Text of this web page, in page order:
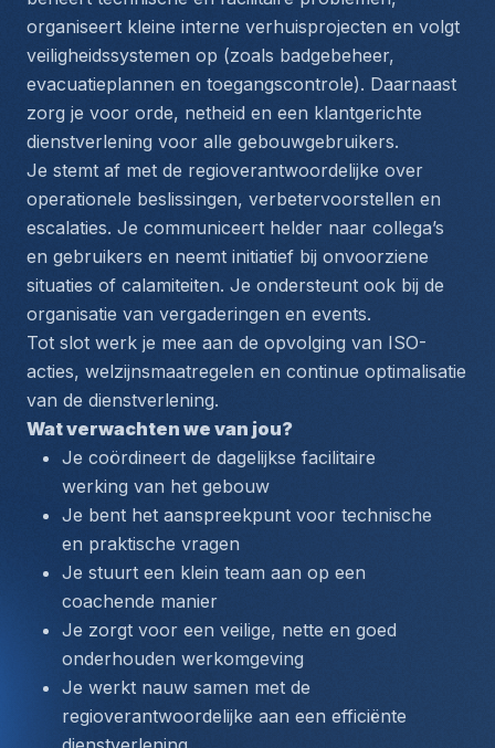
organiseert kleine interne verhuisprojecten en volgt
veiligheidssystemen op (zoals badgebeheer,
evacuatieplannen en toegangscontrole). Daarnaast
zorg je voor orde, netheid en een klantgerichte
dienstverlening voor alle gebouwgebruikers.
Je stemt af met de regioverantwoordelijke over
operationele beslissingen, verbetervoorstellen en
escalaties. Je communiceert helder naar collega’s
en gebruikers en neemt initiatief bij onvoorziene
situaties of calamiteiten. Je ondersteunt ook bij de
organisatie van vergaderingen en events.
Tot slot werk je mee aan de opvolging van ISO-
acties, welzijnsmaatregelen en continue optimalisatie
van de dienstverlening.
Wat verwachten we van jou?
Je coördineert de dagelijkse facilitaire
werking van het gebouw
Je bent het aanspreekpunt voor technische
en praktische vragen
Je stuurt een klein team aan op een
coachende manier
Je zorgt voor een veilige, nette en goed
onderhouden werkomgeving
Je werkt nauw samen met de
regioverantwoordelijke aan een efficiënte